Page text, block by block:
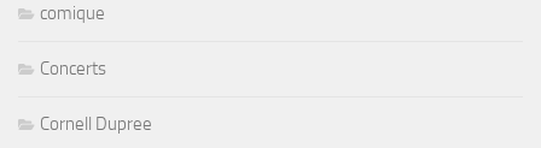
comique
Concerts
Cornell Dupree